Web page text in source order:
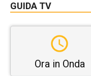
GUIDA TV
Ora in Onda